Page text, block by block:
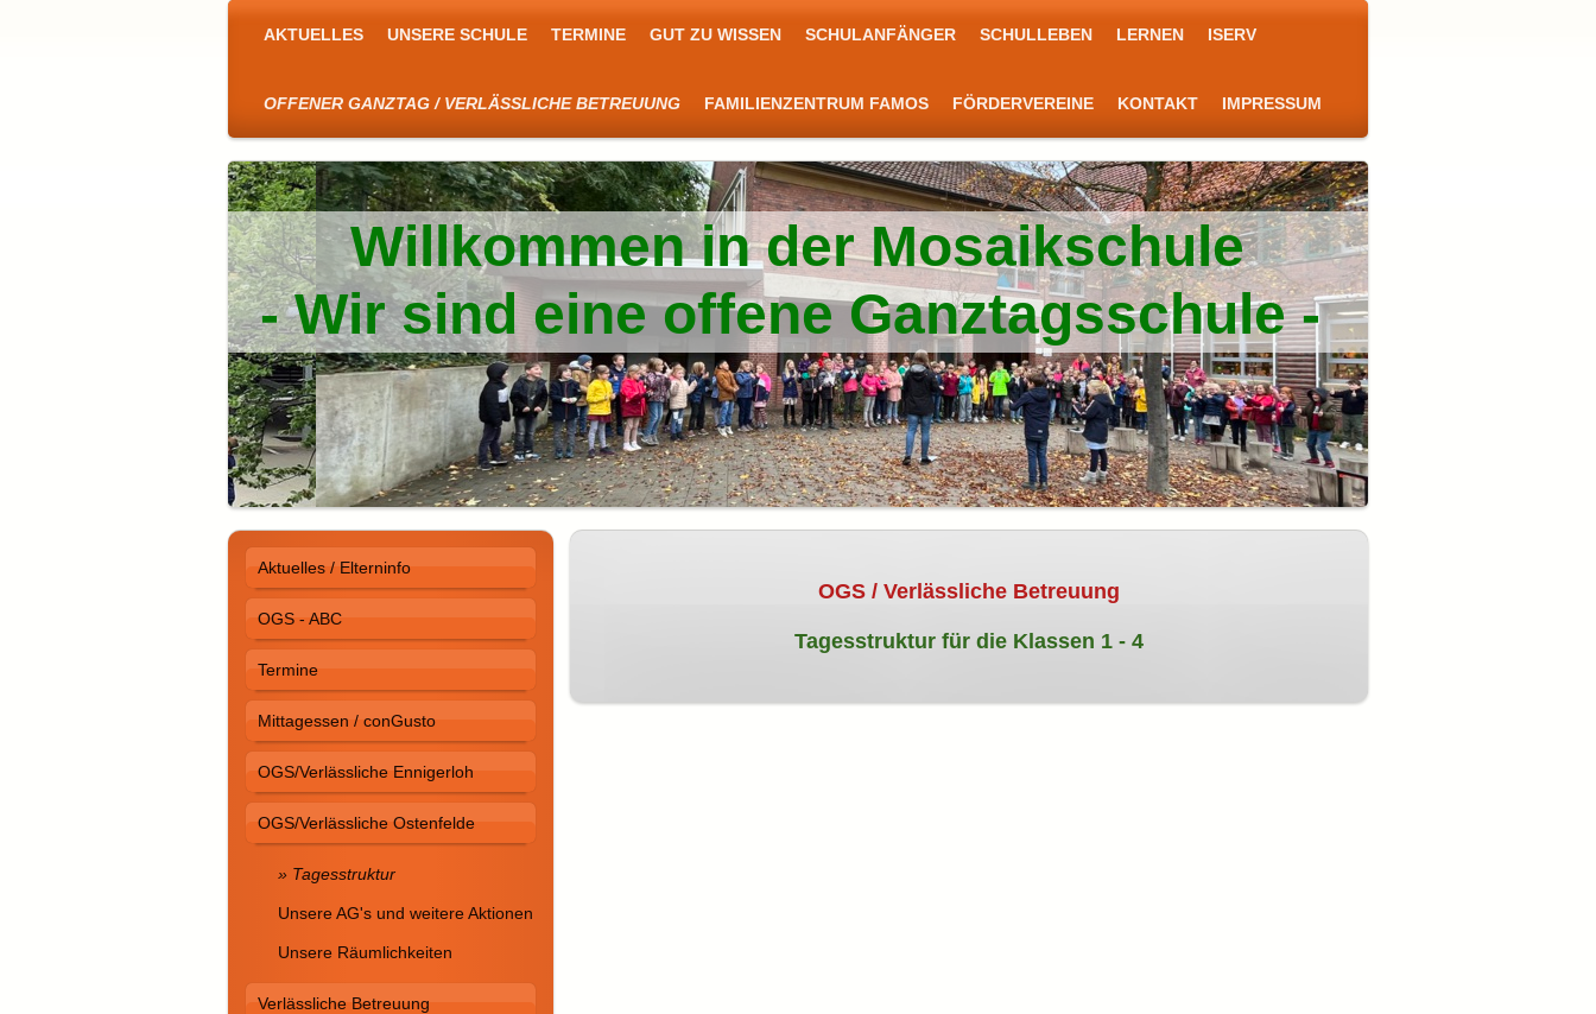
AKTUELLES UNSERE SCHULE TERMINE GUT ZU WISSEN SCHULANFÄNGER SCHULLEBEN LERNEN ISERV
OFFENER GANZTAG / VERLÄSSLICHE BETREUUNG FAMILIENZENTRUM FAMOS FÖRDERVEREINE KONTAKT IMPRESSUM
Willkommen in der Mosaikschule
- Wir sind eine offene Ganztagsschule -
OGS / Verlässliche Betreuung
Tagesstruktur für die Klassen 1 - 4
Aktuelles / Elterninfo
OGS - ABC
Termine
Mittagessen / conGusto
OGS/Verlässliche Ennigerloh
OGS/Verlässliche Ostenfelde
Tagesstruktur
Unsere AG's und weitere Aktionen
Unsere Räumlichkeiten
Verlässliche Betreuung